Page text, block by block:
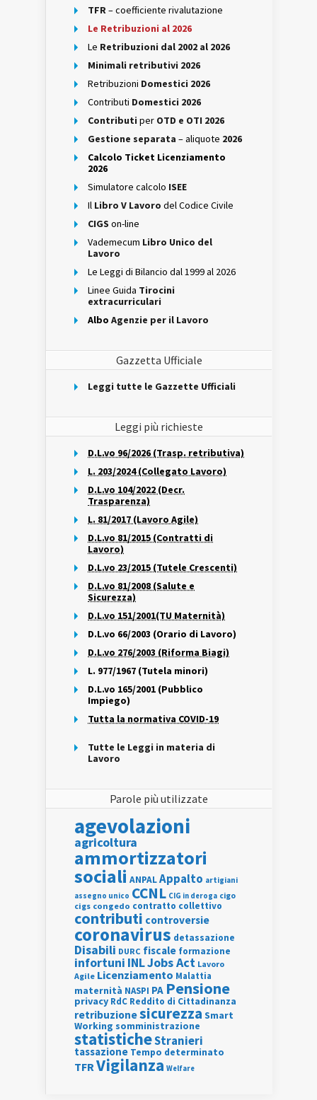
TFR– coefficiente rivalutazione
Le Retribuzioni al 2026
Le Retribuzioni dal 2002 al 2026
Minimali retributivi 2026
Retribuzioni Domestici 2026
Contributi Domestici 2026
Contributi per OTD e OTI 2026
Gestione separata – aliquote 2026
Calcolo Ticket Licenziamento
2026
Simulatore calcolo ISEE
Il Libro V Lavoro del Codice Civile
CIGS on-line
Vademecum Libro Unico del
Lavoro
Le Leggi di Bilancio dal 1999 al 2026
Linee Guida Tirocini
extracurriculari
Albo Agenzie per il Lavoro
Gazzetta Ufficiale
Leggi tutte le Gazzette Ufficiali
Leggi più richieste
D.L.vo 96/2026 (Trasp. retributiva)
L. 203/2024 (Collegato Lavoro)
D.L.vo 104/2022 (Decr.
Trasparenza)
L. 81/2017 (Lavoro Agile)
D.L.vo 81/2015 (Contratti di
Lavoro)
D.L.vo 23/2015 (Tutele Crescenti)
D.L.vo 81/2008 (Salute e
Sicurezza)
D.L.vo 151/2001(TU Maternità)
D.L.vo 66/2003 (Orario di Lavoro)
D.L.vo 276/2003 (Riforma Biagi)
L. 977/1967 (Tutela minori)
D.L.vo 165/2001 (Pubblico
Impiego)
Tutta la normativa COVID-19
Tutte le Leggi in materia di
Lavoro
Parole più utilizzate
agevolazioni
agricoltura
ammortizzatori
sociali ANPALAppalto artigiani
assegno unico CCNL CIG in deroga cigo
cigs congedo contratto collettivo
contributi controversie
coronavirus detassazione
Disabili DURC fiscale formazione
infortuni INLJobs Act Lavoro
Agile Licenziamento Malattia
maternità NASPI PA Pensione
privacy RdC Reddito di Cittadinanza
retribuzionesicurezza Smart
Working somministrazione
statisticheStranieri
tassazione Tempo determinato
TFRVigilanza Welfare